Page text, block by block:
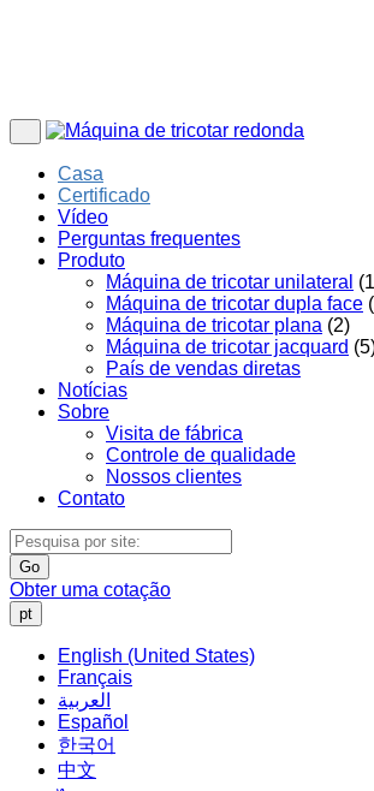
Casa
Certificado
Vídeo
Perguntas frequentes
Produto
Máquina de tricotar unilateral
Máquina de tricotar dupla face
Máquina de tricotar plana (2)
Máquina de tricotar jacquard
País de vendas diretas
Notícias
Sobre
Visita de fábrica
Controle de qualidade
Nossos clientes
Contato
Go
Obter uma cotação
pt
English (United States)
Français
العربية
Español
한국어
中文